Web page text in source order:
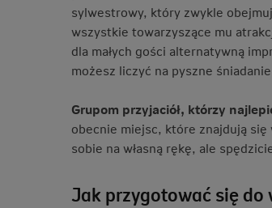
sylwestrowy, który zwykle
wszystkie towarzyszące mu
dla małych gości alternatywną
możesz liczyć na pyszne
Grupom przyjaciół, którzy
obecnie miejsc, które znajdują się
sobie na własną rękę, ale
Jak przygotować się do